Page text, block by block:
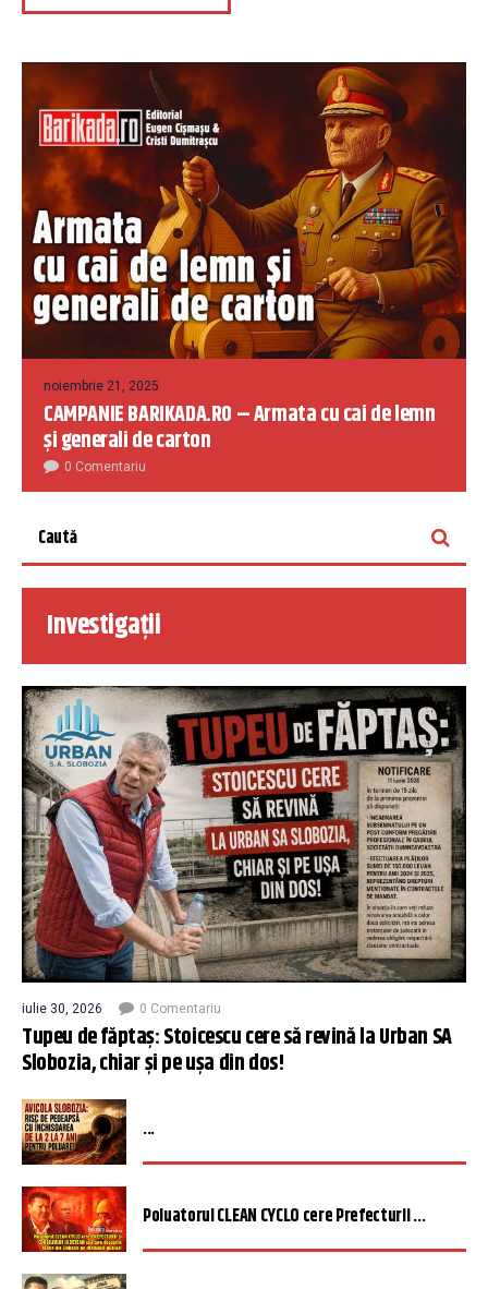
noiembrie 21, 2025
CAMPANIE BARIKADA.RO – Armata cu cai de lemn
și generali de carton
0 Comentariu
Investigații
iulie 30, 2026 0 Comentariu
Tupeu de făptaș: Stoicescu cere să revină la Urban SA
Slobozia, chiar și pe ușa din dos!
...
Poluatorul CLEAN CYCLO cere Prefecturii ...